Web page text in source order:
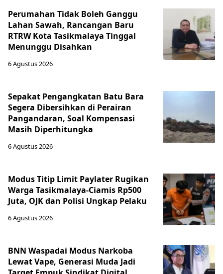
Perumahan Tidak Boleh Ganggu
Lahan Sawah, Rancangan Baru
RTRW Kota Tasikmalaya Tinggal
Menunggu Disahkan
6 Agustus 2026
Sepakat Pengangkatan Batu Bara
Segera Dibersihkan di Perairan
Pangandaran, Soal Kompensasi
Masih Diperhitungka
6 Agustus 2026
Modus Titip Limit Paylater Rugikan
Warga Tasikmalaya-Ciamis Rp500
Juta, OJK dan Polisi Ungkap Pelaku
6 Agustus 2026
BNN Waspadai Modus Narkoba
Lewat Vape, Generasi Muda Jadi